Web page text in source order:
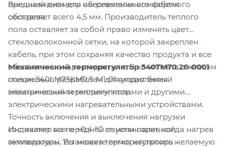
предназначен для обеспечения комфортного
обогрева.
Внешний диаметр нагревательного кабеля
составляет всего 4,5 мм. Производитель теплого
пола оставляет за собой право изменять цвет
стекловолоконной сетки, на которой закреплен
кабель, при этом сохраняя качество продукта и все
объявленные характеристики. В комплекте с теплым
полом 540LM75KM0.5-M1-01 входит белый
механический терморегулятор.
Механический терморегулятор 540TM70.26-0001
специально разработан для управления
электрическими теплыми полами и другими
электрическими нагревательными устройствами.
Точность включения и выключения нагрузки
составляет всего +0,4 °C от установленной
температуры. Вы можете легко настроить желаемую
Индикатор на передней панели горит, когда нагрев
активирован. Установка терморегулятора